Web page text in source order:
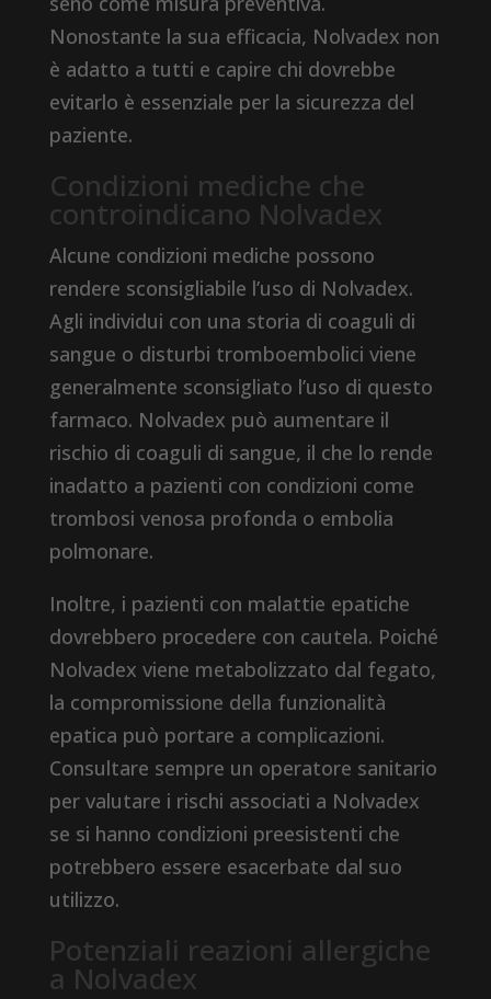
Nonostante la sua efficacia, Nolvadex non
è adatto a tutti e capire chi dovrebbe
evitarlo è essenziale per la sicurezza del
paziente.
Condizioni mediche che
controindicano Nolvadex
Alcune condizioni mediche possono
rendere sconsigliabile l’uso di Nolvadex.
Agli individui con una storia di coaguli di
sangue o disturbi tromboembolici viene
generalmente sconsigliato l’uso di questo
farmaco. Nolvadex può aumentare il
rischio di coaguli di sangue, il che lo rende
inadatto a pazienti con condizioni come
trombosi venosa profonda o embolia
polmonare.
Inoltre, i pazienti con malattie epatiche
dovrebbero procedere con cautela. Poiché
Nolvadex viene metabolizzato dal fegato,
la compromissione della funzionalità
epatica può portare a complicazioni.
Consultare sempre un operatore sanitario
per valutare i rischi associati a Nolvadex
se si hanno condizioni preesistenti che
potrebbero essere esacerbate dal suo
utilizzo.
Potenziali reazioni allergiche
a Nolvadex